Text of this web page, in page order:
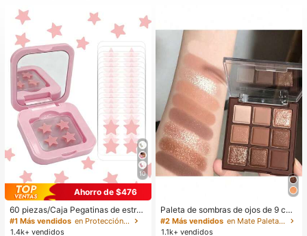
10
Ahorro de $476
60 piezas/Caja Pegatinas de estrell
a lindas - Pegatinas faciales, sin al
cohol, sin fragancia, suaves en la pi
#1 Más vendidos
en Protección de la piel
1.4k+ vendidos
Paleta de sombras de ojos de 9 col
ores de tonos tierra neutros de cho
colate con leche, maquillaje ligero,
#2 Más vendidos
en Mate Paletas de sombras de ojos
1.1k+ vendidos